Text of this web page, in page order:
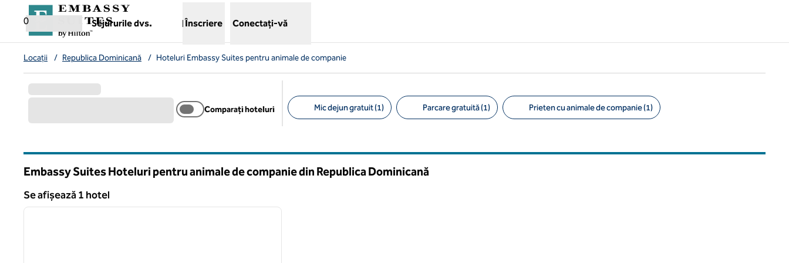
Salt la conținut
0
Sejururile dvs.
,deschide o filă nouă
Înscriere Conectați-vă
Locații / Republica Dominicană / Hoteluri Embassy Suites pentru animale de companie
Comparați hoteluri Mic dejun gratuit (1) Parcare gratuită (1) Prieten cu animale de companie (1)
Embassy Suites Hoteluri pentru animale de companie din Republica Dominicană
Se afișează 1 hotel
Se afișează 1 hotel
1 din 12
imaginea următoare